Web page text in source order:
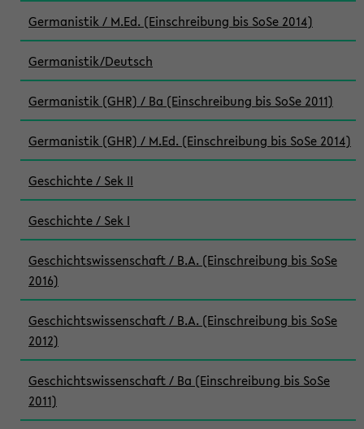
Germanistik / M.Ed. (Einschreibung bis SoSe 2014)
Germanistik/Deutsch
Germanistik (GHR) / Ba (Einschreibung bis SoSe 2011)
Germanistik (GHR) / M.Ed. (Einschreibung bis SoSe 2014)
Geschichte / Sek II
Geschichte / Sek I
Geschichtswissenschaft / B.A. (Einschreibung bis SoSe
2016)
Geschichtswissenschaft / B.A. (Einschreibung bis SoSe
2012)
Geschichtswissenschaft / Ba (Einschreibung bis SoSe
2011)